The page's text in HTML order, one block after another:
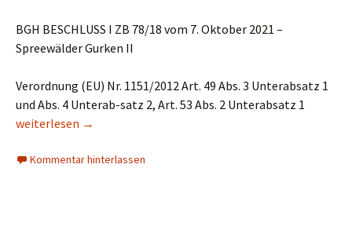
BGH BESCHLUSS I ZB 78/18 vom 7. Oktober 2021 –
Spreewälder Gurken II
Verordnung (EU) Nr. 1151/2012 Art. 49 Abs. 3 Unterabsatz 1
und Abs. 4 Unterab-satz 2, Art. 53 Abs. 2 Unterabsatz 1
Einspruch gegen den Änderungsantrag einer geografischen
weiterlesen →
Kommentar hinterlassen